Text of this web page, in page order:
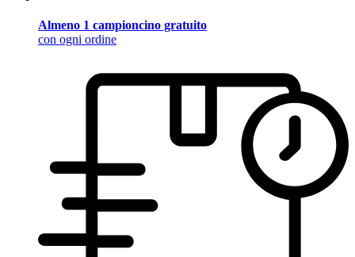
Almeno 1 campioncino gratuito
con ogni ordine